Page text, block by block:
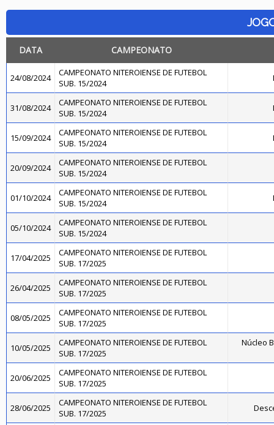
DATA CAMPEONATO
24/08/2024
CAMPEONATO NITEROIENSE DE FUTEBOL
SUB. 15/2024
31/08/2024
CAMPEONATO NITEROIENSE DE FUTEBOL
SUB. 15/2024
15/09/2024
CAMPEONATO NITEROIENSE DE FUTEBOL
SUB. 15/2024
20/09/2024
CAMPEONATO NITEROIENSE DE FUTEBOL
SUB. 15/2024
01/10/2024
CAMPEONATO NITEROIENSE DE FUTEBOL
SUB. 15/2024
05/10/2024
CAMPEONATO NITEROIENSE DE FUTEBOL
SUB. 15/2024
17/04/2025
CAMPEONATO NITEROIENSE DE FUTEBOL
SUB. 17/2025
26/04/2025
CAMPEONATO NITEROIENSE DE FUTEBOL
SUB. 17/2025
08/05/2025
CAMPEONATO NITEROIENSE DE FUTEBOL
SUB. 17/2025
10/05/2025
CAMPEONATO NITEROIENSE DE FUTEBOL
SUB. 17/2025
Núcleo
20/06/2025
CAMPEONATO NITEROIENSE DE FUTEBOL
SUB. 17/2025
28/06/2025
CAMPEONATO NITEROIENSE DE FUTEBOL
SUB. 17/2025